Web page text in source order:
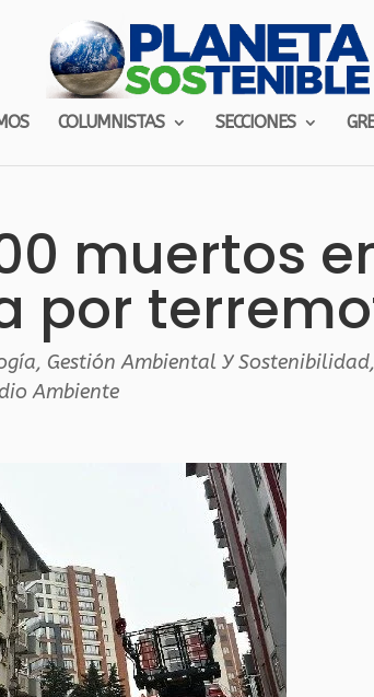
COLUMNISTAS SECCIONES
muertos
por
, Gestión Ambiental Y Sostenibilidad
Ambiente